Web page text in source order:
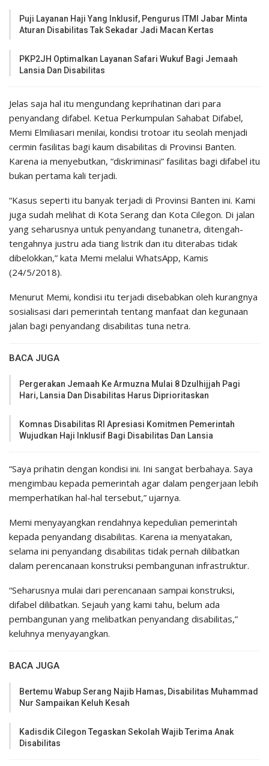
Puji Layanan Haji Yang Inklusif, Pengurus ITMI Jabar Minta
Aturan Disabilitas Tak Sekadar Jadi Macan Kertas
PKP2JH Optimalkan Layanan Safari Wukuf Bagi Jemaah
Lansia Dan Disabilitas
Jelas saja hal itu mengundang keprihatinan dari para
penyandang difabel. Ketua Perkumpulan Sahabat Difabel,
Memi Elmiliasari menilai, kondisi trotoar itu seolah menjadi
cermin fasilitas bagi kaum disabilitas di Provinsi Banten.
Karena ia menyebutkan, “diskriminasi” fasilitas bagi difabel itu
bukan pertama kali terjadi.
“Kasus seperti itu banyak terjadi di Provinsi Banten ini. Kami
juga sudah melihat di Kota Serang dan Kota Cilegon. Di jalan
yang seharusnya untuk penyandang tunanetra, ditengah-
tengahnya justru ada tiang listrik dan itu diterabas tidak
dibelokkan,” kata Memi melalui WhatsApp, Kamis
(24/5/2018).
Menurut Memi, kondisi itu terjadi disebabkan oleh kurangnya
sosialisasi dari pemerintah tentang manfaat dan kegunaan
jalan bagi penyandang disabilitas tuna netra.
BACA JUGA
Pergerakan Jemaah Ke Armuzna Mulai 8 Dzulhijjah Pagi
Hari, Lansia Dan Disabilitas Harus Diprioritaskan
Komnas Disabilitas RI Apresiasi Komitmen Pemerintah
Wujudkan Haji Inklusif Bagi Disabilitas Dan Lansia
“Saya prihatin dengan kondisi ini. Ini sangat berbahaya. Saya
mengimbau kepada pemerintah agar dalam pengerjaan lebih
memperhatikan hal-hal tersebut,” ujarnya.
Memi menyayangkan rendahnya kepedulian pemerintah
kepada penyandang disabilitas. Karena ia menyatakan,
selama ini penyandang disabilitas tidak pernah dilibatkan
dalam perencanaan konstruksi pembangunan infrastruktur.
“Seharusnya mulai dari perencanaan sampai konstruksi,
difabel dilibatkan. Sejauh yang kami tahu, belum ada
pembangunan yang melibatkan penyandang disabilitas,”
keluhnya menyayangkan.
BACA JUGA
Bertemu Wabup Serang Najib Hamas, Disabilitas Muhammad
Nur Sampaikan Keluh Kesah
Kadisdik Cilegon Tegaskan Sekolah Wajib Terima Anak
Disabilitas